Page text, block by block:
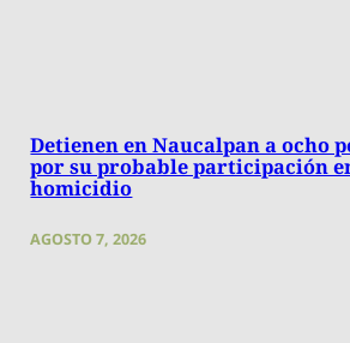
Detienen en Naucalpan a ocho
por su probable participación
homicidio
AGOSTO 7, 2026